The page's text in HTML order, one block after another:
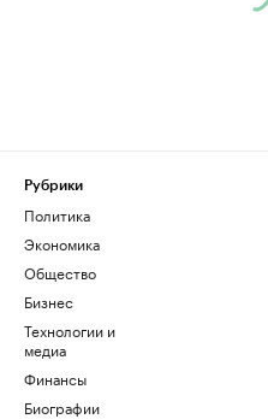
Рубрики
Политика
Экономика
Общество
Бизнес
Технологии и
медиа
Финансы
Биографии